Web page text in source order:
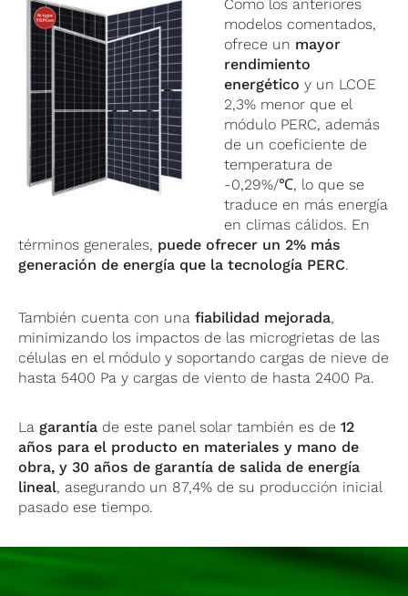
Como los anteriores
modelos comentados,
ofrece un mayor
rendimiento
energético y un LCOE
2,3% menor que el
módulo PERC, además
de un coeficiente de
temperatura de
-0,29%/℃, lo que se
traduce en más energía
en climas cálidos. En
términos generales, puede ofrecer un 2% más
generación de energía que la tecnología PERC.
También cuenta con unafiabilidad mejorada,
minimizando los impactos de las microgrietas de las
células en el módulo y soportando cargas de nieve de
hasta 5400 Pa y cargas de viento de hasta 2400 Pa.
La garantía de este panel solar también es de12
años para el producto en materiales y mano de
obra, y 30 años de garantía de salida de energía
lineal, asegurando un 87,4% de su producción inicial
pasado ese tiempo.